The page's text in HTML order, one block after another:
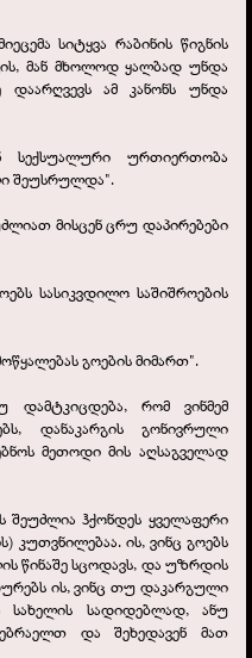
სიტყვა რაბინის წიგნის
მან მხოლოდ ყალბად უნდა
დაარღვევს ამ კანონს უნდა
სექსუალური ურთიერთობა
შეუსრულდა".
მისცენ ცრუ დაპირებები
სასიკვდილო საშიშროების
გოების მიმართ".
დამტკიცდება, რომ ვინმემ
დანაკარგის გონივრული
მეთოდი მის აღსაგველად
შეუძლია ჰქონდეს ყველაფერი
კუთვნილებაა. ის, ვინც გოებს
წინაშე სცოდავს, და უზრდის
ის, ვინც თუ დაკარგული
სახელის სადიდებლად, ანუ
ებრაელთ და შეხედავენ მათ